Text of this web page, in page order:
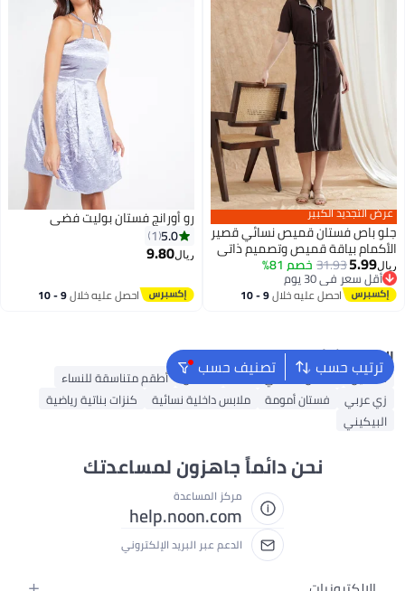
عرض التجديد الكبير
جلو باص فستان قميص نسائي قصير
الأكمام بياقة قميص وتصميم ذاتي
مع حزام
ريال5.99
31.93خصم 81%
أقل سعر في 30 يوم
أقل سعر في 30 يوماحصل عليه خلال 9 - 10
رو أورانج فستان بوليت فضي
5.0
1
ريال9.80
احصل عليه خلال 9 - 10
ترتيب حسب تصنيف حسب البحث الشائع
فساتين فستان ماكسي للنساء قفطان
أطقم متناسقة للنساء
زي عربي
فستان أمومة ملابس داخلية نسائية
كنزات بناتية رياضية
البيكيني
نحن دائماً جاهزون لمساعدتك
مركز المساعدة
help.noon.com
الدعم عبر البريد الإلكتروني